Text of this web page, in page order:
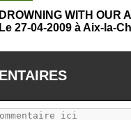
DROWNING WITH OUR
Le 27-04-2009 à Aix-la-